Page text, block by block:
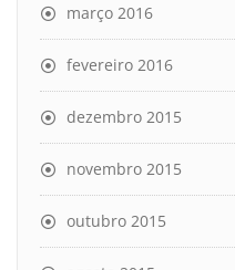
março 2016
fevereiro 2016
dezembro 2015
novembro 2015
outubro 2015